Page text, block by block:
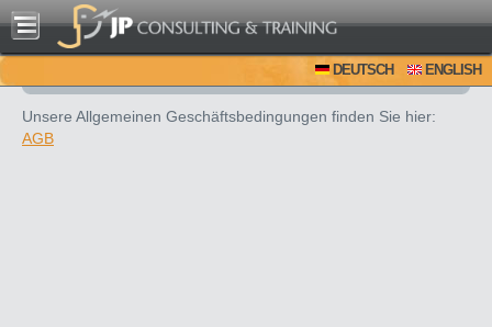
DEUTSCH ENGLISH
Unsere Allgemeinen Geschäftsbedingungen finden Sie hier:
AGB